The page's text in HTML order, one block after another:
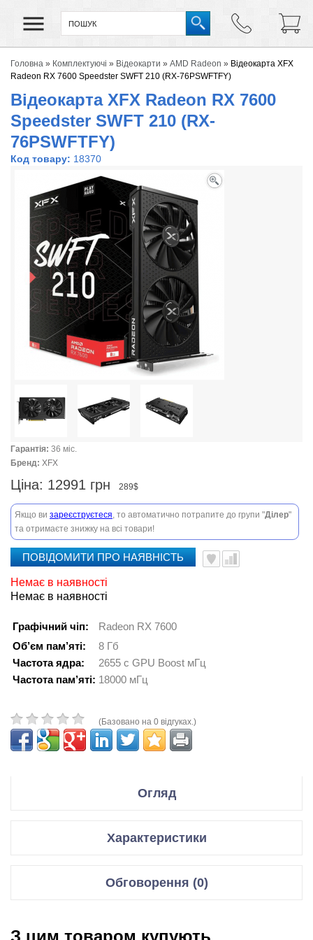
Головна » Комплектуючі » Відеокарти » AMD Radeon » Відеокарта XFX
Radeon RX 7600 Speedster SWFT 210 (RX-76PSWFTFY)
Відеокарта XFX Radeon RX 7600
Speedster SWFT 210 (RX-
76PSWFTFY)
Код товару: 18370
Гарантія: 36 міс.
Бренд: XFX
Ціна: 12991 грн 289$
Якщо ви зареєструєтеся, то автоматично потрапите до групи "Ділер"
та отримаєте знижку на всі товари!
ПОВІДОМИТИ ПРО НАЯВНІСТЬ
Немає в наявності
Немає в наявності
Графічний чіп:
Radeon RX 7600
Об’єм пам’яті:
8 Гб
Частота ядра:
2655 с GPU Boost мГц
Частота пам’яті: 18000 мГц
(Базовано на 0 відгуках.)
Огляд
Код производителя RX-76PSWFTFY
Характеристики
Обговорення (0)
З цим товаром купують